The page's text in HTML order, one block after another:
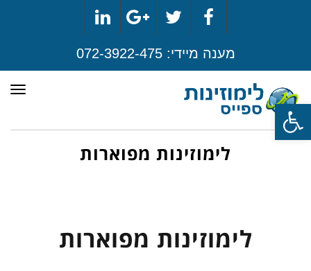
פתח סרגל נגישות
Facebook
Twitter
Google+
LinkedIn
מענה מיידי:072-3922-475
לימוזינות מפוארות
לימוזינות מפוארות